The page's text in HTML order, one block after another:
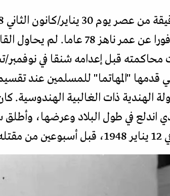
رصاصات وهو في طريقه إلى الصلاة. توفي
قدمها "المهاتما" للمسلمين عند
الهندية ذات الغالبية الهندوسية.
اندلع في طول البلاد وعرضها،